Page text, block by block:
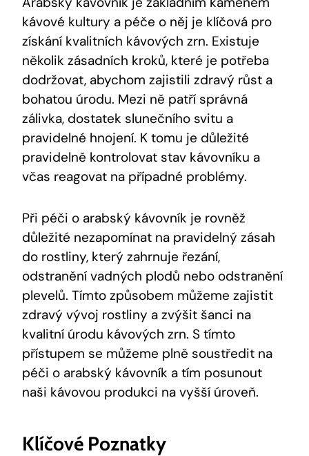
kávové kultury a péče o něj je klíčová pro
získání kvalitních kávových zrn. Existuje
několik zásadních kroků, které je potřeba
dodržovat, abychom zajistili zdravý růst a
bohatou úrodu. Mezi ně patří správná
zálivka, dostatek slunečního svitu a
pravidelné hnojení. K tomu je důležité
pravidelně kontrolovat stav kávovníku a
včas reagovat na případné problémy.
Při péči o arabský kávovník je rovněž
důležité nezapomínat na pravidelný zásah
do rostliny, který zahrnuje řezání,
odstranění vadných plodů nebo odstranění
plevelů. Tímto způsobem můžeme zajistit
zdravý vývoj rostliny a zvýšit šanci na
kvalitní úrodu kávových zrn. S tímto
přístupem se můžeme plně soustředit na
péči o arabský kávovník a tím posunout
naši kávovou produkci na vyšší úroveň.
Klíčové Poznatky